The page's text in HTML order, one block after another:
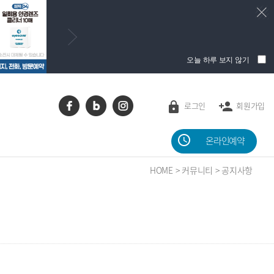
오늘 하루 보지 않기
로그인 회원가입
온라인예약
HOME > 커뮤니티 > 공지사항